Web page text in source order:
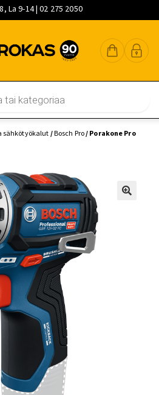
La 9-14 | 02 275 2050
sähkötyökalut /Bosch Pro/ Porakone Pro